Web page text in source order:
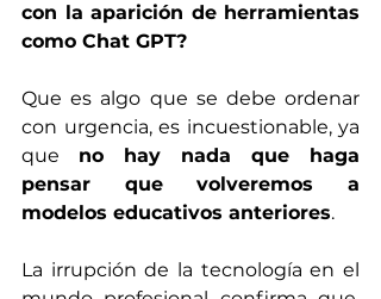
con la aparición de herramientas
como Chat GPT?
Que es algo que se debe ordenar
con urgencia, es incuestionable, ya
que no hay nada que haga
pensar que volveremos a
modelos educativos anteriores.
La irrupción de la tecnología en el